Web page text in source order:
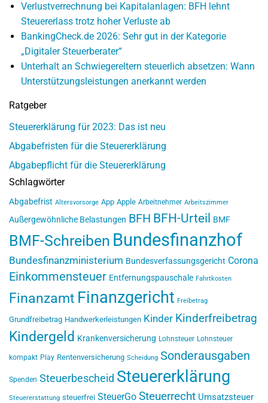
Verlustverrechnung bei Kapitalanlagen: BFH lehnt
Steuererlass trotz hoher Verluste ab
BankingCheck.de 2026: Sehr gut in der Kategorie
„Digitaler Steuerberater“
Unterhalt an Schwiegereltern steuerlich absetzen: Wann
Unterstützungsleistungen anerkannt werden
Ratgeber
Steuererklärung für 2023: Das ist neu
Abgabefristen für die Steuererklärung
Abgabepflicht für die Steuererklärung
Schlagwörter
Abgabefrist Altersvorsorge App Apple Arbeitnehmer Arbeitszimmer
Außergewöhnliche Belastungen BFH BFH-Urteil BMF
BMF-Schreiben Bundesfinanzhof
Bundesfinanzministerium Bundesverfassungsgericht Corona
Einkommensteuer Entfernungspauschale Fahrtkosten
Finanzamt Finanzgericht Freibetrag
Grundfreibetrag Handwerkerleistungen Kinder Kinderfreibetrag
Kindergeld Krankenversicherung Lohnsteuer Lohnsteuer
kompakt Play Rentenversicherung Scheidung Sonderausgaben
Spenden Steuerbescheid Steuererklärung
Steuererstattung steuerfrei SteuerGo Steuerrecht Umsatzsteuer